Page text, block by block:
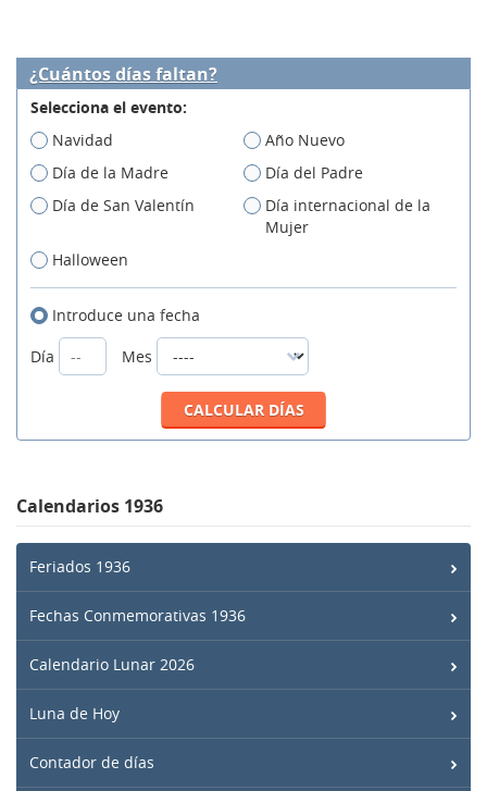
¿Cuántos días faltan?
Selecciona el evento:
Navidad
Año Nuevo
Día de la Madre
Día del Padre
Día de San Valentín
Día internacional de la
Mujer
Halloween
Introduce una fecha
Día
Mes
Calendarios 1936
Feriados 1936
Fechas Conmemorativas 1936
Calendario Lunar 2026
Luna de Hoy
Contador de días